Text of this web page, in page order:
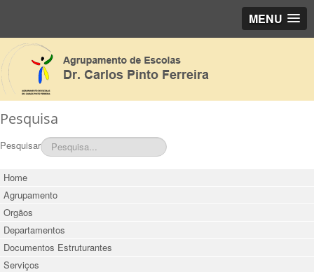
MENU
Pesquisa
Pesquisar
Home
Agrupamento
Orgãos
Departamentos
Documentos Estruturantes
Serviços